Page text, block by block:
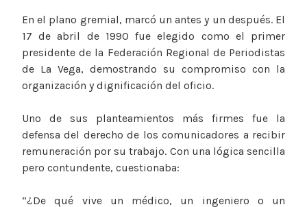
En el plano gremial, marcó un antes y un después. El
17 de abril de 1990 fue elegido como el primer
presidente de la Federación Regional de Periodistas
de La Vega, demostrando su compromiso con la
organización y dignificación del oficio.
Uno de sus planteamientos más firmes fue la
defensa del derecho de los comunicadores a recibir
remuneración por su trabajo. Con una lógica sencilla
pero contundente, cuestionaba:
“¿De qué vive un médico, un ingeniero o un